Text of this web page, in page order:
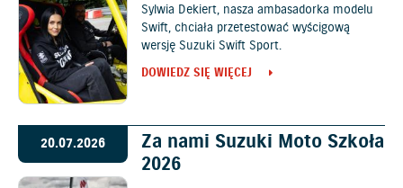
Sylwia Dekiert, nasza ambasadorka modelu
Swift, chciała przetestować wyścigową
wersję Suzuki Swift Sport.
DOWIEDZ SIĘ WIĘCEJ
20.07.2026
Za nami Suzuki Moto Szkoła
2026